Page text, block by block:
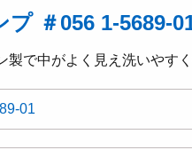
プ ＃056 1-5689-
製で中がよく見え洗いやすく
01